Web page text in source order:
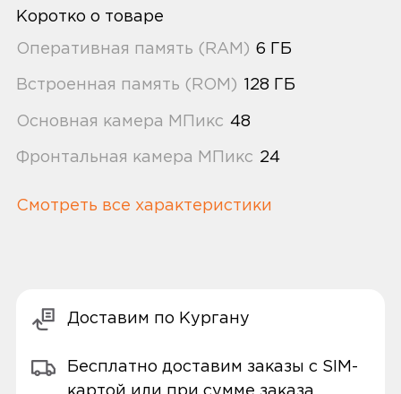
Коротко о товаре
Оперативная память (RAM) 6 ГБ
Встроенная память (ROM) 128 ГБ
Основная камера МПикс 48
Фронтальная камера МПикс 24
Смотреть все характеристики
Доставим по Кургану
Бесплатно доставим заказы с SIM-